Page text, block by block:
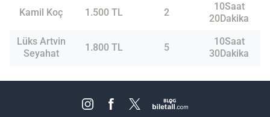
Kamil Koç 1.500 TL 2
10Saat
20Dakika
Lüks Artvin
Seyahat
1.800 TL 5
10Saat
30Dakika